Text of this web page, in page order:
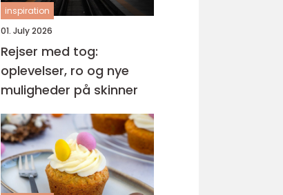
inspiration
01. July 2026
Rejser med tog:
oplevelser, ro og nye
muligheder på skinner